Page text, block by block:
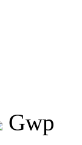
Gwp